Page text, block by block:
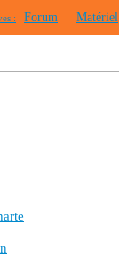
: Forum Matériel